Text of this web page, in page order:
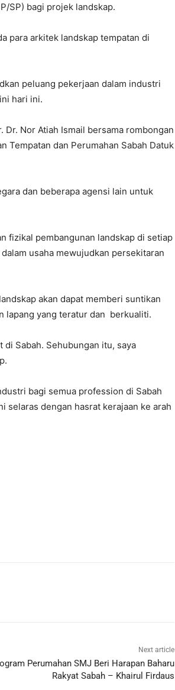
SP) bagi projek landskap.
para arkitek landskap tempatan di
peluang pekerjaan dalam industri
hari ini.
Nor Atiah Ismail bersama rombongan
Tempatan dan Perumahan Sabah Datuk
dan beberapa agensi lain untuk
fizikal pembangunan landskap di setiap
usaha mewujudkan persekitaran
akan dapat memberi suntikan
lapang yang teratur dan berkualiti.
di Sabah. Sehubungan itu, saya
bagi semua profession di Sabah
selaras dengan hasrat kerajaan ke arah
Next article
Perumahan SMJ Beri Harapan Baharu
Rakyat Sabah – Khairul Firdaus